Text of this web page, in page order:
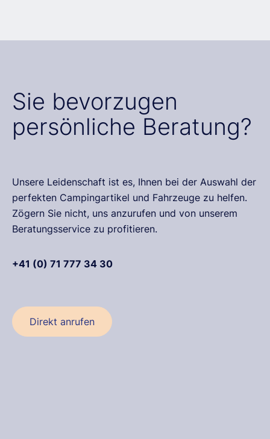
Sie bevorzugen
persönliche Beratung?
Unsere Leidenschaft ist es, Ihnen bei der Auswahl der
perfekten Campingartikel und Fahrzeuge zu helfen.
Zögern Sie nicht, uns anzurufen und von unserem
Beratungsservice zu profitieren.
+41 (0) 71 777 34 30
Direkt anrufen